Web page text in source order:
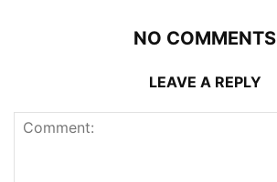
NO COMMENTS
LEAVE A REPLY